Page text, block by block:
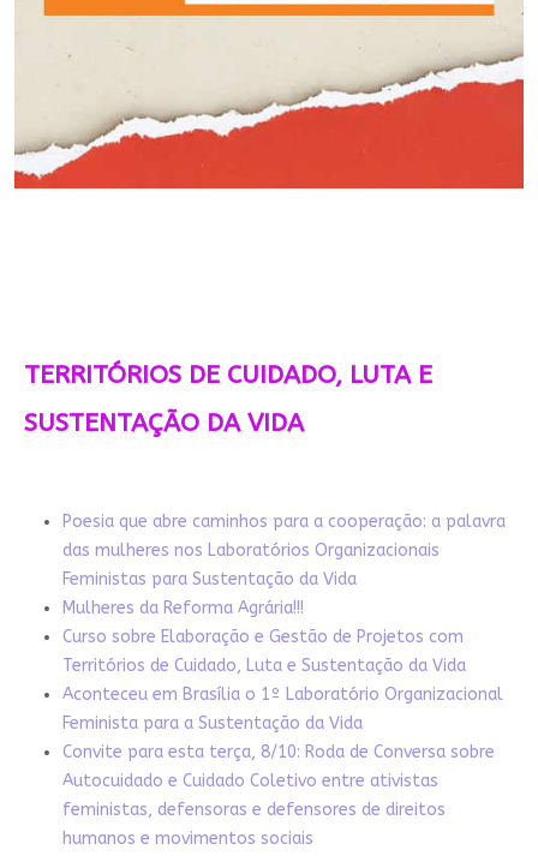
TERRITÓRIOS DE CUIDADO, LUTA E
SUSTENTAÇÃO DA VIDA
Poesia que abre caminhos para a cooperação: a palavra
das mulheres nos Laboratórios Organizacionais
Feministas para Sustentação da Vida
Mulheres da Reforma Agrária!!!
Curso sobre Elaboração e Gestão de Projetos com
Territórios de Cuidado, Luta e Sustentação da Vida
Aconteceu em Brasília o 1º Laboratório Organizacional
Feminista para a Sustentação da Vida
Convite para esta terça, 8/10: Roda de Conversa sobre
Autocuidado e Cuidado Coletivo entre ativistas
feministas, defensoras e defensores de direitos
humanos e movimentos sociais